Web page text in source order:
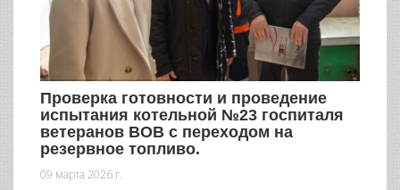
Проверка готовности и проведение
испытания котельной №23 госпиталя
ветеранов ВОВ с переходом на
резервное топливо.
09 марта 2026 г.